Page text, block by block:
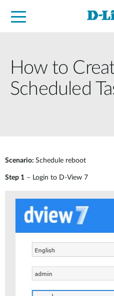
How to
Scheduled
Scenario: Schedule reboot
Step 1 – Login to D-View 7